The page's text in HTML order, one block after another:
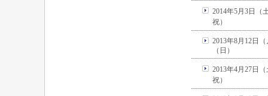
2014年5月3日（
祝）
2013年8月12日
（日）
2013年4月27日
祝）